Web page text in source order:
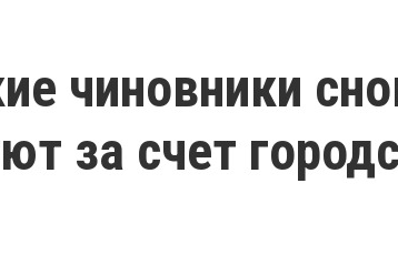
чиновники
за счет